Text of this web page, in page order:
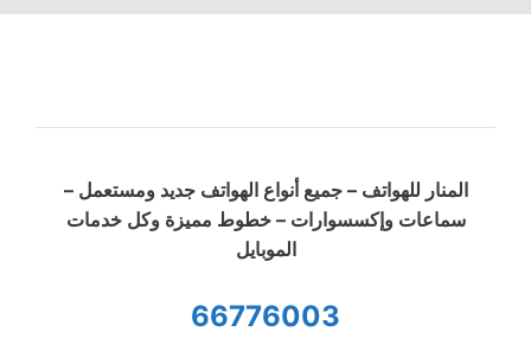
المنار للهواتف – جميع أنواع الهواتف جديد ومستعمل –
سماعات وإكسسوارات – خطوط مميزة وكل خدمات
الموبايل
66776003